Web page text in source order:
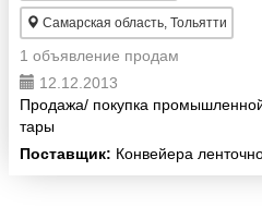
Самарская область, Тольятти
1 объявление продам
12.12.2013
Продажа/ покупка
тары
Поставщик: Конвейера